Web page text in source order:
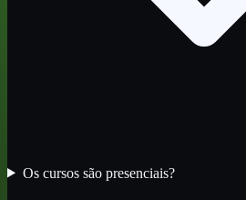
Os cursos são presenciais?